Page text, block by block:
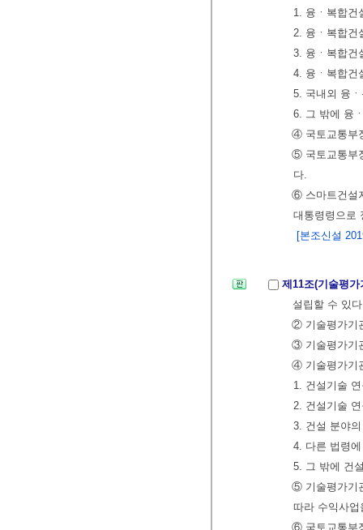
1. 융ㆍ복합건
2. 융ㆍ복합건
3. 융ㆍ복합건
4. 융ㆍ복합건
5. 국내외 융
6. 그 밖에 융
④ 국토교통부
⑤ 국토교통부
다.
⑥ 스마트건설
대통령령으로
[본조신설
제11조(기술평
설립할 수 있
② 기술평가기
③ 기술평가기
④ 기술평가기
1. 건설기술
2. 건설기술
3. 건설 분야
4. 다른 법령
5. 그 밖에 건
⑤ 기술평가기
따라 수익사
⑥ 국토교통부